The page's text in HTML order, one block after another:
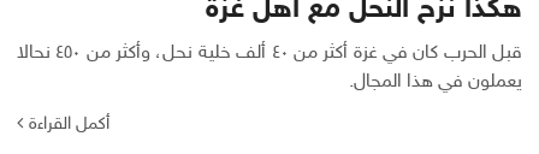
هكذا نزح النحل مع أهل غزة
قبل الحرب كان في غزة أكثر من ٤٠ ألف خلية نحل، وأكثر من ٤٥٠ نحالا
يعملون في هذا المجال.
أكمل القراءة